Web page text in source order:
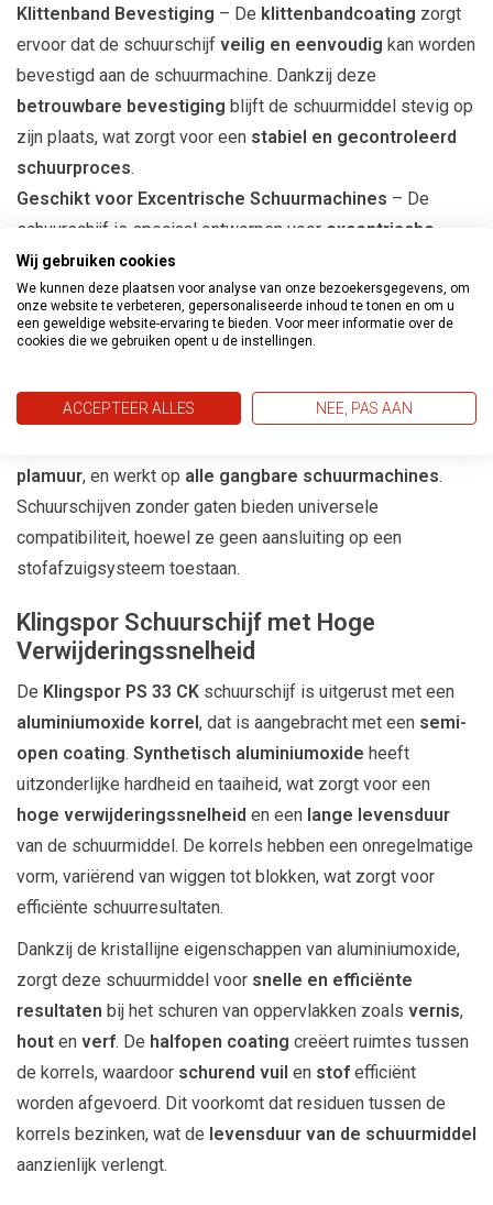
Klittenband Bevestiging – De klittenbandcoating zorgt
ervoor dat de schuurschijf veilig en eenvoudig kan worden
bevestigd aan de schuurmachine. Dankzij deze
betrouwbare bevestiging blijft de schuurmiddel stevig op
zijn plaats, wat zorgt voor een stabiel en gecontroleerd
schuurproces.
Geschikt voor Excentrische Schuurmachines – De
schuurschijf is speciaal ontworpen voor excentrische
schuurmachines, waardoor je een uitstekende controle en
afwerking krijgt bij het schuren van diverse oppervlakken.
Fijn Schuurresultaat– De PS 33 CK biedt een mooi, egaal
schuurresultaat, ideaal voor het gladmaken van
Veelzijdige Toepassing
– Geschikt voor het schuren van
plamuur, en werkt op alle gangbare schuurmachines.
Schuurschijven zonder gaten bieden universele
compatibiliteit, hoewel ze geen aansluiting op een
stofafzuigsysteem toestaan.
Klingspor Schuurschijf met Hoge
Verwijderingssnelheid
De Klingspor PS 33 CK schuurschijf is uitgerust met een
aluminiumoxide korrel, dat is aangebracht met een semi-
open coating. Synthetisch aluminiumoxide heeft
uitzonderlijke hardheid en taaiheid, wat zorgt voor een
hoge verwijderingssnelheid en een lange levensduur
van de schuurmiddel. De korrels hebben een onregelmatige
vorm, variërend van wiggen tot blokken, wat zorgt voor
efficiënte schuurresultaten.
Dankzij de kristallijne eigenschappen van aluminiumoxide,
zorgt deze schuurmiddel voor snelle en efficiënte
resultaten bij het schuren van oppervlakken zoals vernis,
hout en verf. De halfopen coating creëert ruimtes tussen
de korrels, waardoor schurend vuil en stof efficiënt
worden afgevoerd. Dit voorkomt dat residuen tussen de
korrels bezinken, wat de levensduur van de schuurmiddel
aanzienlijk verlengt.
Wij gebruiken cookies
We kunnen deze plaatsen voor analyse van onze bezoekersgegevens, om
onze website te verbeteren, gepersonaliseerde inhoud te tonen en om u
een geweldige website-ervaring te bieden. Voor meer informatie over de
cookies die we gebruiken opent u de instellingen.
ACCEPTEER ALLES NEE, PAS AAN